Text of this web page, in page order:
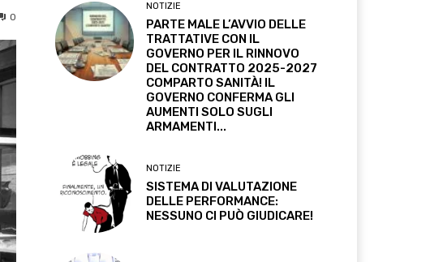
0
NOTIZIE
PARTE MALE L’AVVIO DELLE
TRATTATIVE CON IL
GOVERNO PER IL RINNOVO
DEL CONTRATTO 2025-2027
COMPARTO SANITÀ! IL
GOVERNO CONFERMA GLI
AUMENTI SOLO SUGLI
ARMAMENTI...
NOTIZIE
SISTEMA DI VALUTAZIONE
DELLE PERFORMANCE:
NESSUNO CI PUÒ GIUDICARE!